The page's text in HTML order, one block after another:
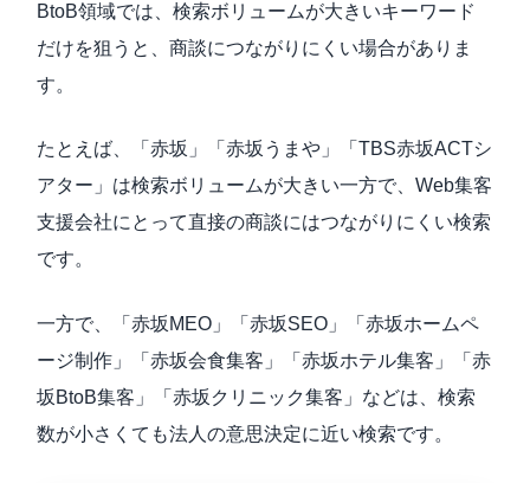
BtoB領域では、検索ボリュームが大きいキーワード
だけを狙うと、商談につながりにくい場合がありま
す。
たとえば、「赤坂」「赤坂うまや」「TBS赤坂ACTシ
アター」は検索ボリュームが大きい一方で、Web集客
支援会社にとって直接の商談にはつながりにくい検索
です。
一方で、「赤坂MEO」「赤坂SEO」「赤坂ホームペ
ージ制作」「赤坂会食集客」「赤坂ホテル集客」「赤
坂BtoB集客」「赤坂クリニック集客」などは、検索
数が小さくても法人の意思決定に近い検索です。